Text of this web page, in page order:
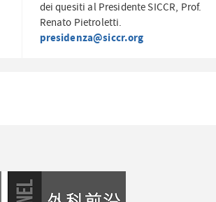
dei quesiti al Presidente SICCR, Prof.
Renato Pietroletti.
presidenza@siccr.org